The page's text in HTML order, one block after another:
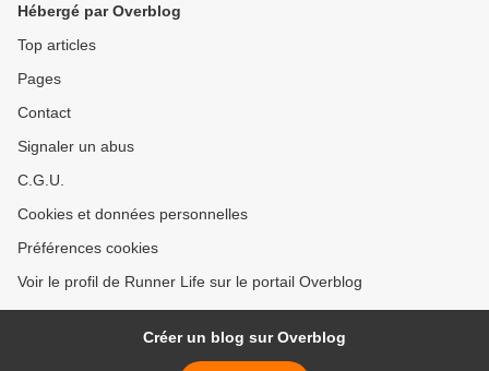
Hébergé par Overblog
Top articles
Pages
Contact
Signaler un abus
C.G.U.
Cookies et données personnelles
Préférences cookies
Voir le profil de Runner Life sur le portail Overblog
Créer un blog sur Overblog